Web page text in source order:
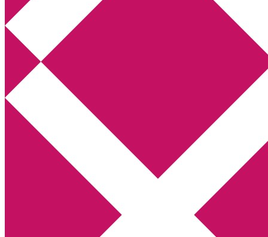
Annikas litteratur- och kulturblogg
Deckare, kriminalromaner, thrillers
Hem
Boktolva
Författarfemman
Kontakt
Webbshop Amazon